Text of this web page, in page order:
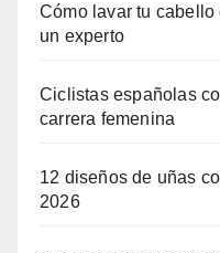
Cómo lavar tu cabello
un experto
Ciclistas españolas
carrera femenina
12 diseños de uñas
2026